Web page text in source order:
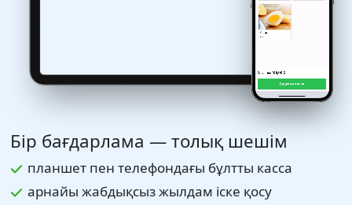
Бір бағдарлама — толық шешім
планшет пен телефондағы бұлтты касса
арнайы жабдықсыз жылдам іске қосу